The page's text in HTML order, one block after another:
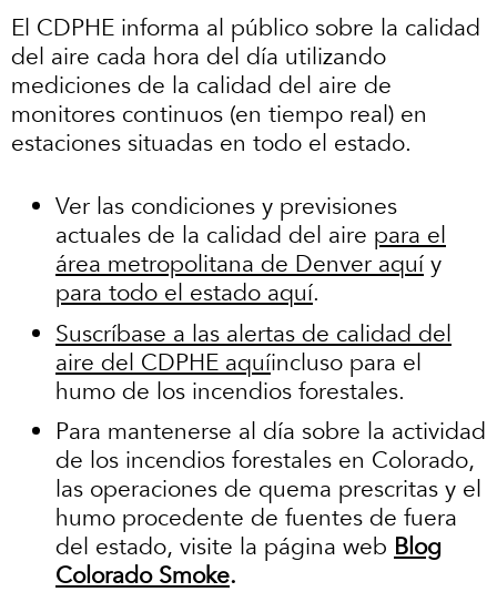
El CDPHE informa al público sobre la calidad
del aire cada hora del día utilizando
mediciones de la calidad del aire de
monitores continuos (en tiempo real) en
estaciones situadas en todo el estado.
Ver las condiciones y previsiones
actuales de la calidad del aire para el
área metropolitana de Denver aquí y
para todo el estado aquí.
Suscríbase a las alertas de calidad del
aire del CDPHE aquíincluso para el
humo de los incendios forestales.
Para mantenerse al día sobre la actividad
de los incendios forestales en Colorado,
las operaciones de quema prescritas y el
humo procedente de fuentes de fuera
del estado, visite la página web Blog
Colorado Smoke.